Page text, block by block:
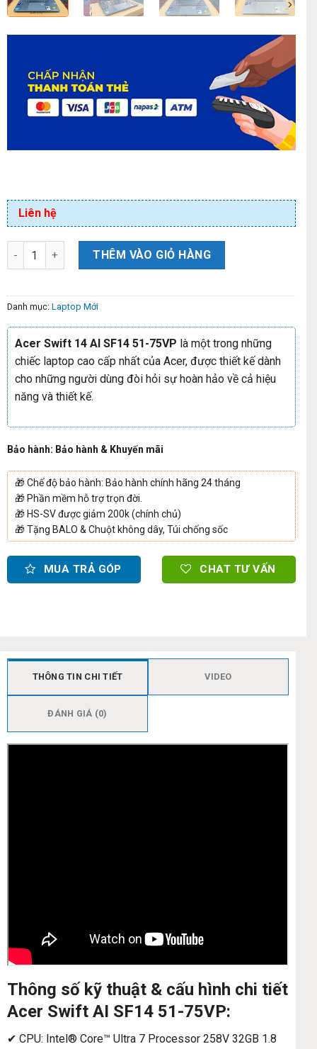
Liên hệ
THÊM VÀO GIỎ HÀNG
Danh mục: Laptop Mới
Acer Swift 14 AI SF14 51-75VP là một trong những
chiếc laptop cao cấp nhất của Acer, được thiết kế dành
cho những người dùng đòi hỏi sự hoàn hảo về cả hiệu
năng và thiết kế.
Bảo hành: Bảo hành & Khuyến mãi
🎁Chế độ bảo hành: Bảo hành chính hãng 24 tháng
🎁 Phần mềm hỗ trợ trọn đời.
🎁 HS-SV được giảm 200k (chính chủ)
🎁Tặng BALO & Chuột không dây, Túi chống sốc
MUA TRẢ GÓP CHAT TƯ VẤN
THÔNG TIN CHI TIẾT VIDEO
ĐÁNH GIÁ (0)
Thông số kỹ thuật & cấu hình chi tiết
Acer Swift AI SF14 51-75VP:
✔ CPU: Intel® Core™ Ultra 7 Processor 258V 32GB 1.8